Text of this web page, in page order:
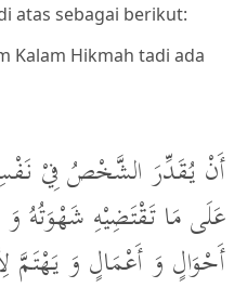
atas sebagai berikut:
Kalam Hikmah tadi ada
أَنْ يُقَدِّرَ الشَّخْصُ فِيْ
عَلَى مَا تَقْتَضِيْهِ شَهْوَتُهُ وَ
أَحْوَالٍ وَ أَعْمَالٍ وَ